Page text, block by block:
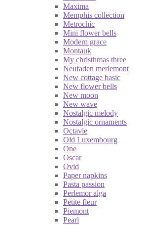
Maxima
Memphis collection
Metrochic
Mini flower bells
Modern grace
Montauk
My christhmas three
Neufaden merlemont
New cottage basic
New flower bells
New moon
New wave
Nostalgic melody
Nostalgic ornaments
Octavie
Old Luxembourg
One
Oscar
Ovid
Paper napkins
Pasta passion
Perlemor alga
Petite fleur
Piemont
Pearl